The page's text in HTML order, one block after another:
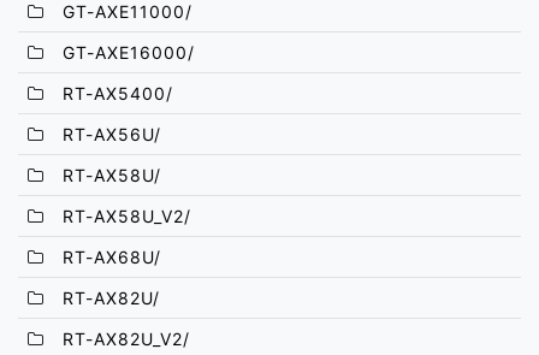
GT-AXE11000/
GT-AXE16000/
RT-AX5400/
RT-AX56U/
RT-AX58U/
RT-AX58U_V2/
RT-AX68U/
RT-AX82U/
RT-AX82U_V2/